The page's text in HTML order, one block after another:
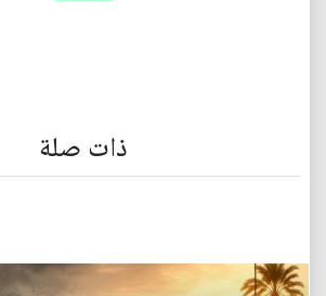
ذات صلة